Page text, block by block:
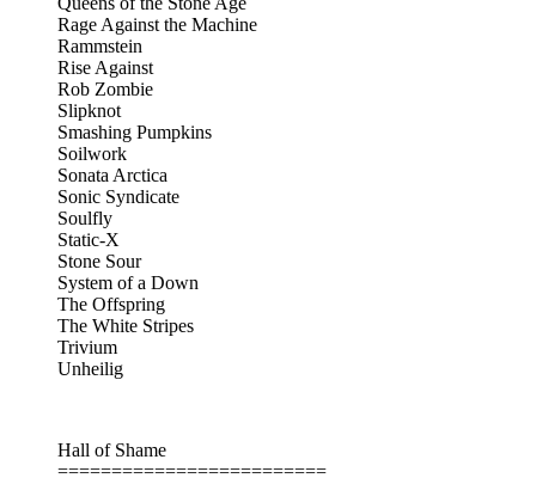
Rage Against the Machine
Rammstein
Rise Against
Rob Zombie
Slipknot
Smashing Pumpkins
Soilwork
Sonata Arctica
Sonic Syndicate
Soulfly
Static-X
Stone Sour
System of a Down
The Offspring
The White Stripes
Trivium
Unheilig
Hall of Shame
=========================